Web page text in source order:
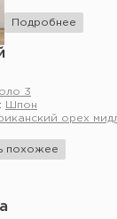
Подробнее
3
Шпон
орех
похожее